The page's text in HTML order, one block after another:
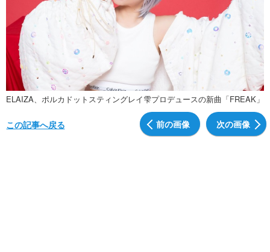
ELAIZA、ポルカドットスティングレイ雫プロデュースの新曲「FREAK」
前の画像 次の画像
この記事へ戻る